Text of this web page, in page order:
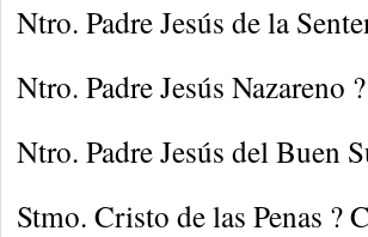
Ntro. Padre Jesús de la
Ntro. Padre Jesús Nazareno
Ntro. Padre Jesús del Buen
Stmo. Cristo de las Penas ?